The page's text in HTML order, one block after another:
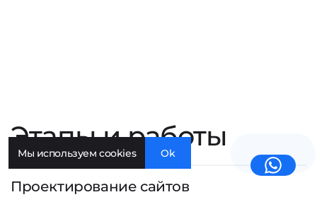
Этапы и работы
Проектирование сайтов
Мы используем cookies Ok